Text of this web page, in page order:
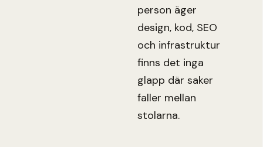
person äger
design, kod, SEO
och infrastruktur
finns det inga
glapp där saker
faller mellan
stolarna.